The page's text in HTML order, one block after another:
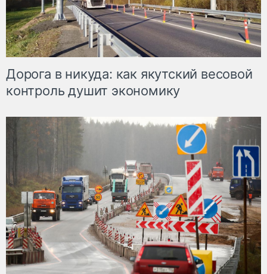
Дорога в никуда: как якутский весовой
контроль душит экономику